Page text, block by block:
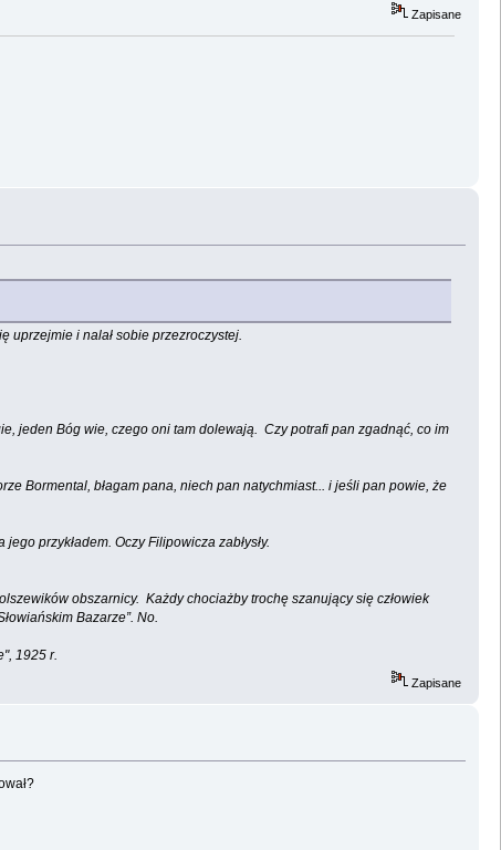
Zapisane
uprzejmie i nalał sobie przezroczystej.
jeden Bóg wie, czego oni tam dolewają. Czy potrafi pan zgadnąć, co im
Bormental, błagam pana, niech pan natychmiast... i jeśli pan powie, że
przykładem. Oczy Filipowicza zabłysły.
obszarnicy. Każdy chociażby trochę szanujący się człowiek
Bazarze”. No.
r.
Zapisane